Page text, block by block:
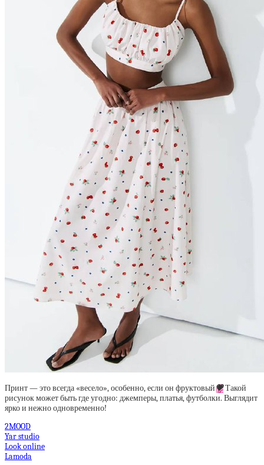
Принт — это всегда «весело», особенно, если он фруктовый💗Такой
рисунок может быть где угодно: джемперы, платья, футболки. Выглядит
ярко и нежно одновременно!
2MOOD
Yar studio
Look online
Lamoda